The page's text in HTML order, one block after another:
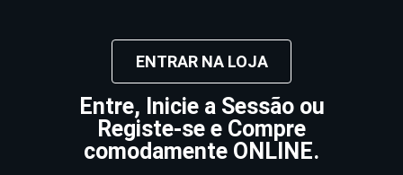
ENTRAR NA LOJA
Entre, Inicie a Sessão ou
Registe-se e Compre
comodamente ONLINE.